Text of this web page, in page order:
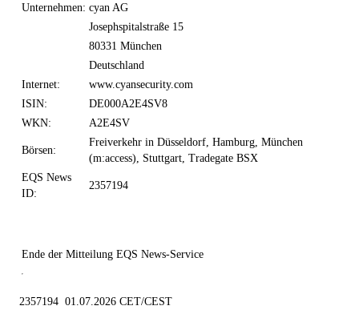
Unternehmen: cyan AG
Josephspitalstraße 15
80331 München
Deutschland
Internet:
www.cyansecurity.com
ISIN:
DE000A2E4SV8
WKN:
A2E4SV
Börsen:
Freiverkehr in Düsseldorf, Hamburg, München
(m:access), Stuttgart, Tradegate BSX
EQS News
ID:
2357194
Ende der Mitteilung EQS News-Service
2357194 01.07.2026 CET/CEST